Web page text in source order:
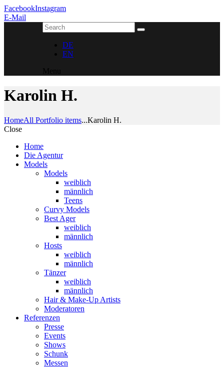
FacebookInstagram
E-Mail
DE
EN
Menu
Karolin H.
HomeAll Portfolio items...Karolin H.
Close
Home
Die Agentur
Models
Models
weiblich
männlich
Teens
Curvy Models
Best Ager
weiblich
männlich
Hosts
weiblich
männlich
Tänzer
weiblich
männlich
Hair & Make-Up Artists
Moderatoren
Referenzen
Presse
Events
Shows
Schunk
Messen